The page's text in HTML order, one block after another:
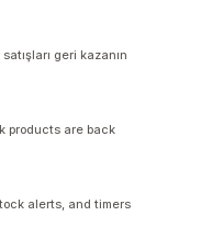
geri kazanın
products are back
alerts, and timers